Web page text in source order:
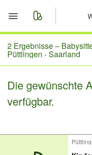
Start
Merkliste
Nachrichten
2 Ergebnisse –
Püttlingen - Saarland
Die gewünschte
verfügbar.